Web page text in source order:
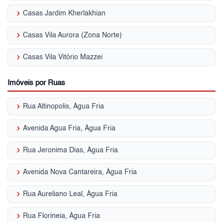
keyboard_arrow_right Casas Jardim Kherlakhian
keyboard_arrow_right Casas Vila Aurora (Zona Norte)
keyboard_arrow_right Casas Vila Vitório Mazzei
Imóveis por Ruas
keyboard_arrow_right Rua Altinopolis, Água Fria
keyboard_arrow_right Avenida Agua Fria, Água Fria
keyboard_arrow_right Rua Jeronima Dias, Água Fria
keyboard_arrow_right Avenida Nova Cantareira, Água Fria
keyboard_arrow_right Rua Aureliano Leal, Água Fria
keyboard_arrow_right Rua Florineia, Água Fria